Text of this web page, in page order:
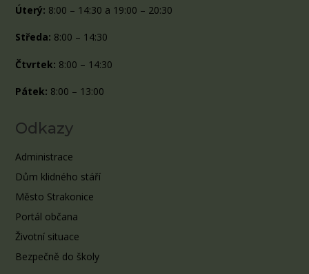
Úterý: 8:00 – 14:30 a 19:00 – 20:30
Středa: 8:00 – 14:30
Čtvrtek: 8:00 – 14:30
Pátek: 8:00 – 13:00
Odkazy
Administrace
Dům klidného stáří
Město Strakonice
Portál občana
Životní situace
Bezpečně do školy